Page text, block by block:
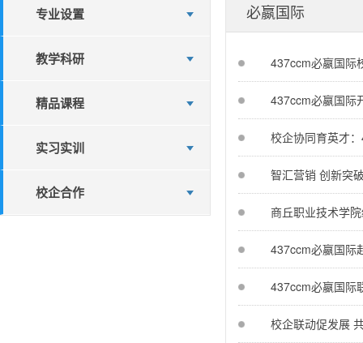
专业设置
教学科研
精品课程
实习实训
校企合作
必嬴国际
437ccm必嬴国际
437ccm必嬴国际
校企协同育英才
智汇营销 创新突
商丘职业技术学
437ccm必嬴国际
437ccm必嬴国际
校企联动促发展